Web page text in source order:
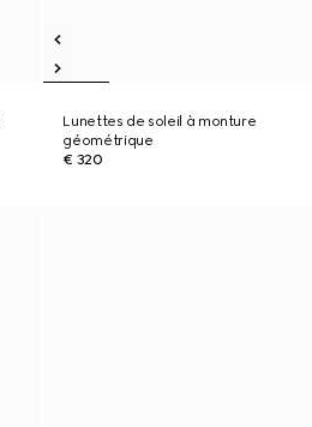
Lunettes de soleil à monture
géométrique
€ 320